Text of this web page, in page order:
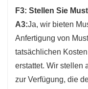
F3: Stellen Sie
A3:Ja, wir bieten
Anfertigung von
tatsächlichen
erstattet. Wir stellen
zur Verfügung, die